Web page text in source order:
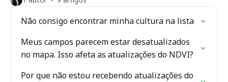
Não consigo encontrar minha cultura na lista
Meus campos parecem estar desatualizados
no mapa. Isso afeta as atualizações do NDVI?
Por que não estou recebendo atualizações do